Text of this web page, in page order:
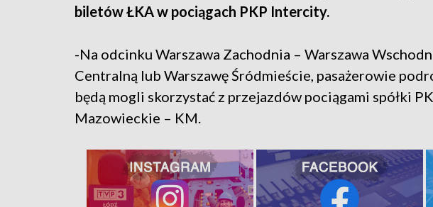
biletów ŁKA w pociągach PKP Intercity.
-Na odcinku Warszawa Zachodnia – Warszawa
Centralną lub Warszawę Śródmieście, pasażerowie
będą mogli skorzystać z przejazdów pociągami spółki
Mazowieckie – KM.